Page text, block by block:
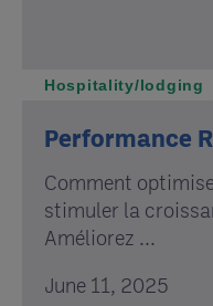
Hospitality/lodging
Performance
Comment
stimuler la
Améliorez ...
June 11, 2025